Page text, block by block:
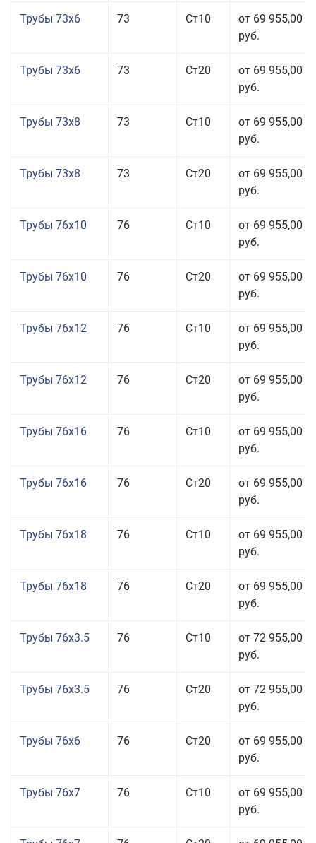
Трубы 73x6 73 Ст10
от 69 955,00
руб.
Трубы 73x6 73 Ст20
от 69 955,00
руб.
Трубы 73x8 73 Ст10
от 69 955,00
руб.
Трубы 73x8 73 Ст20
от 69 955,00
руб.
Трубы 76x10 76 Ст10
от 69 955,00
руб.
Трубы 76x10 76 Ст20
от 69 955,00
руб.
Трубы 76x12 76 Ст10
от 69 955,00
руб.
Трубы 76x12 76 Ст20
от 69 955,00
руб.
Трубы 76x16 76 Ст10
от 69 955,00
руб.
Трубы 76x16 76 Ст20
от 69 955,00
руб.
Трубы 76x18 76 Ст10
от 69 955,00
руб.
Трубы 76x18 76 Ст20
от 69 955,00
руб.
Трубы 76x3.5 76 Ст10
от 72 955,00
руб.
Трубы 76x3.5 76 Ст20
от 72 955,00
руб.
Трубы 76x6 76 Ст20
от 69 955,00
руб.
Трубы 76x7 76 Ст10
от 69 955,00
руб.